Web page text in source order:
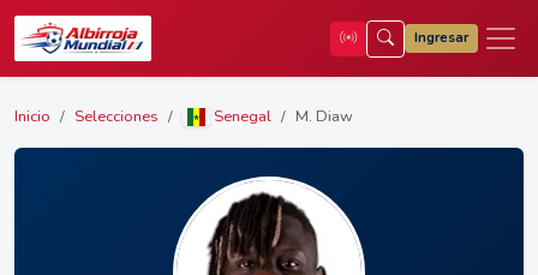
Ingresar
Inicio Selecciones Senegal M. Diaw